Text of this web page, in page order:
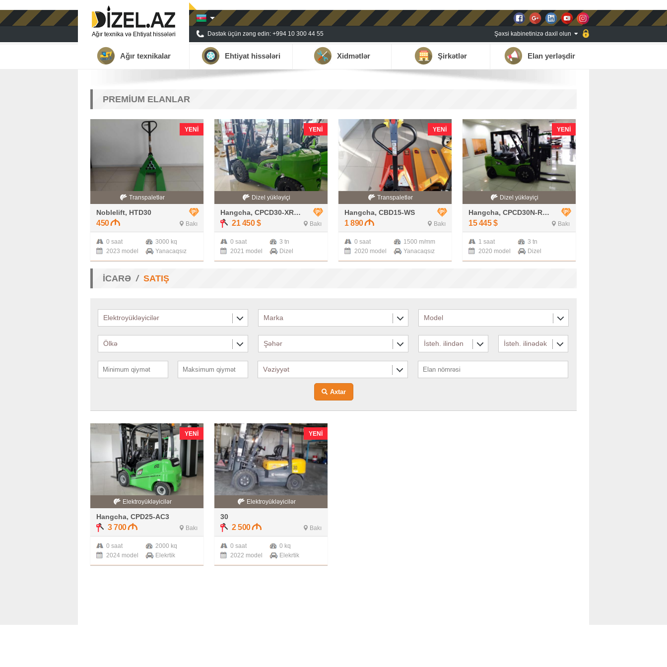
Ağır texnika və Ehtiyat hissələri Dəstək üçün zəng edin: +994 10 300 44 55 Şəxsi kabinetinizə daxil olun
Ağır texnikalar Ehtiyat hissələri Xidmətlər Şirkətlər Elan yerləşdir
PREMİUM ELANLAR
YENI
Transpaletlər
Noblelift, HTD30
450 Bakı
0 saat
3000 kq
2023 model
Yanacaqsız
YENI
Dizel yükləyiçi
Hangcha, CPCD30-XRW33F
21 450 $ Bakı
0 saat
3 tn
2021 model
Dizel
YENI
Transpaletlər
Hangcha, CBD15-WS
1 890 Bakı
0 saat
1500 m/mm
2020 model
Yanacaqsız
YENI
Dizel yükləyiçi
Hangcha, CPCD30N-RG2
15 445 $ Bakı
1 saat
3 tn
2020 model
Dizel
İCARƏ SATIŞ
Elektroyükləyicilər Marka Model
Ölkə Şəhər İsteh. ilindən İsteh. ilinədək
Vəziyyət
Axtar
YENI
Elektroyükləyicilər
Hangcha, CPD25-AC3
3 700 Bakı
0 saat
2000 kq
2024 model
Elekrtik
YENI
Elektroyükləyicilər
30
2 500 Bakı
0 saat
0 kq
2022 model
Elekrtik